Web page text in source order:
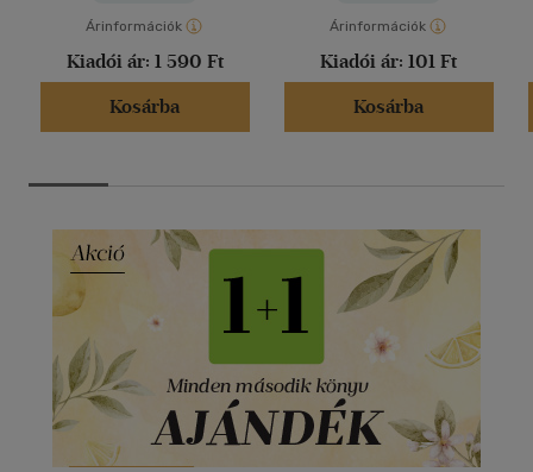
Árinformációk
Kiadói ár: 1 590 Ft
Kosárba
Árinformációk
Kiadói ár: 101 Ft
Kosárba